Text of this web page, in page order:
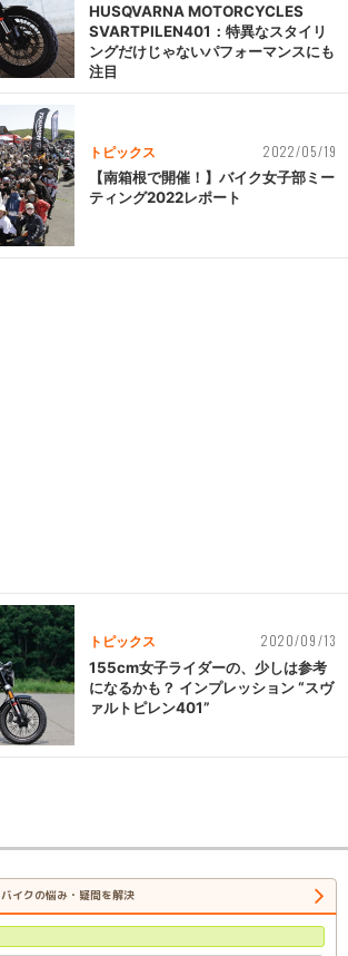
HUSQVARNA MOTORCYCLES
SVARTPILEN401：特異なスタイリ
ングだけじゃないパフォーマンスにも
注目
トピックス 2022/05/19
【南箱根で開催！】バイク女子部ミー
ティング2022レポート
トピックス 2020/09/13
155cm女子ライダーの、少しは参考
になるかも？ インプレッション “スヴ
ァルトピレン401”
バイクの悩み・疑問を解決